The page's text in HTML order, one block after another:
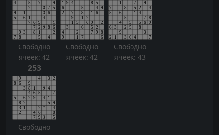
Свободно
ячеек: 42
Свободно
ячеек: 42
Свободно
ячеек: 43
253
Свободно